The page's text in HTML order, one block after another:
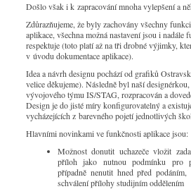
Došlo však i k zapracování mnoha vylepšení a
Zdůrazňujeme, že byly zachovány všechny
aplikace, všechna možná nastavení jsou i nadále
respektuje (toto platí až na tři drobné výjimky,
v úvodu dokumentace aplikace).
Idea a návrh designu pochází od grafiků
velice děkujeme). Následně byl naší
vývojového týmu IS/STAG, rozpracován a
Design je do jisté míry konfigurovatelný a
vycházejících z barevného pojetí jednotlivých
Hlavními novinkami ve funkčnosti aplikace jsou:
Možnost donutit uchazeče vložit
příloh jako nutnou podmínku pro
případně nenutit hned před podáním,
schválení přílohy studijním oddělením